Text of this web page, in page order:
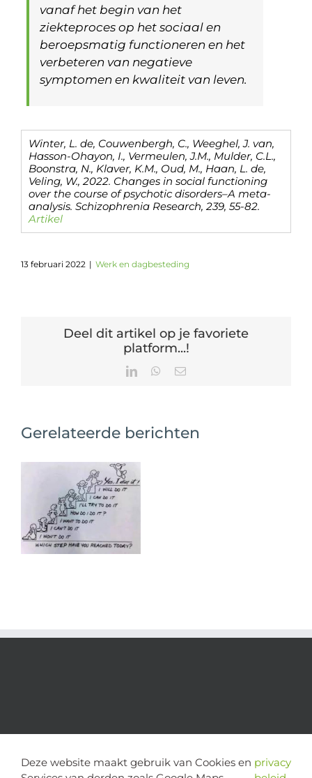
vanaf het begin van het
ziekteproces op het sociaal en
beroepsmatig functioneren en het
verbeteren van negatieve
symptomen en kwaliteit van leven.
Winter, L. de, Couwenbergh, C., Weeghel, J. van,
Hasson-Ohayon, I., Vermeulen, J.M., Mulder, C.L.,
Boonstra, N., Klaver, K.M., Oud, M., Haan, L. de,
Veling, W., 2022. Changes in social functioning
over the course of psychotic disorders–A meta-
analysis. Schizophrenia Research, 239, 55-82.
Artikel
13 februari 2022 | Werk en dagbesteding
Deel dit artikel op je favoriete
platform...!
LinkedInWhatsApp
E-
Gerelateerde berichten
Deze website maakt gebruik van Cookies en privacy